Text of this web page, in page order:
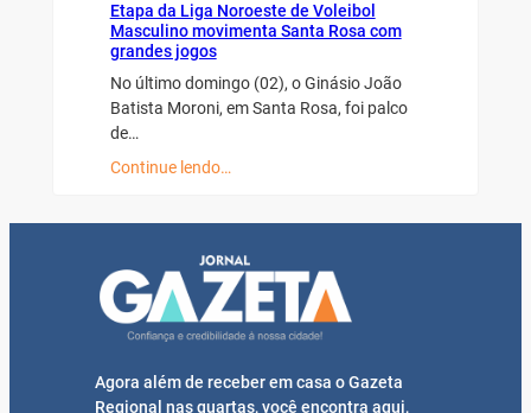
Etapa da Liga Noroeste de Voleibol
Masculino movimenta Santa Rosa com
grandes jogos
No último domingo (02), o Ginásio João
Batista Moroni, em Santa Rosa, foi palco
de…
Continue lendo…
Agora além de receber em casa o Gazeta
Regional nas quartas, você encontra aqui,